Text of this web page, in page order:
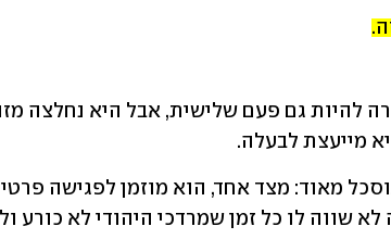
מייעצת לבעלה.